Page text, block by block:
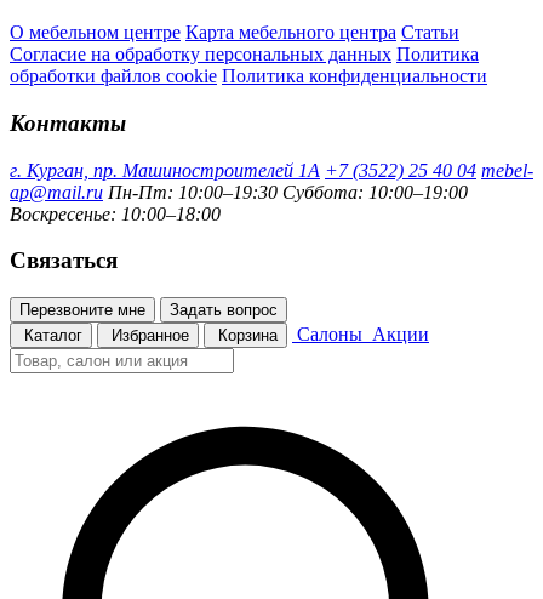
О мебельном центре Карта мебельного центра Статьи
Согласие на обработку персональных данных Политика
обработки файлов cookie Политика конфиденциальности
Контакты
г. Курган, пр. Машиностроителей 1А +7 (3522) 25 40 04 mebel-
ap@mail.ru Пн-Пт: 10:00–19:30 Суббота: 10:00–19:00
Воскресенье: 10:00–18:00
Связаться
Перезвоните мне
Задать вопрос
Каталог
Избранное Корзина Салоны Акции